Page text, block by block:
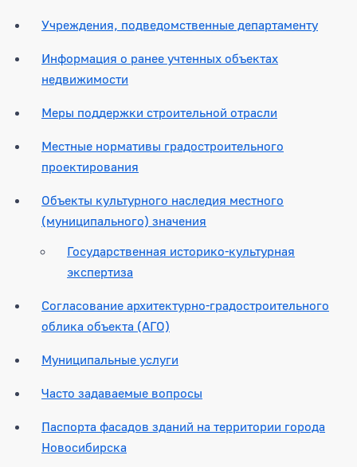
Учреждения, подведомственные департаменту
Информация о ранее учтенных объектах
недвижимости
Меры поддержки строительной отрасли
Местные нормативы градостроительного
проектирования
Объекты культурного наследия местного
(муниципального) значения
Государственная историко-культурная
экспертиза
Согласование архитектурно-градостроительного
облика объекта (АГО)
Муниципальные услуги
Часто задаваемые вопросы
Паспорта фасадов зданий на территории города
Новосибирска